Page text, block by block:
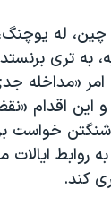
رهبری ایران
چین، له
به تری
«مداخله
اقدام
خواست
روابط
کند.